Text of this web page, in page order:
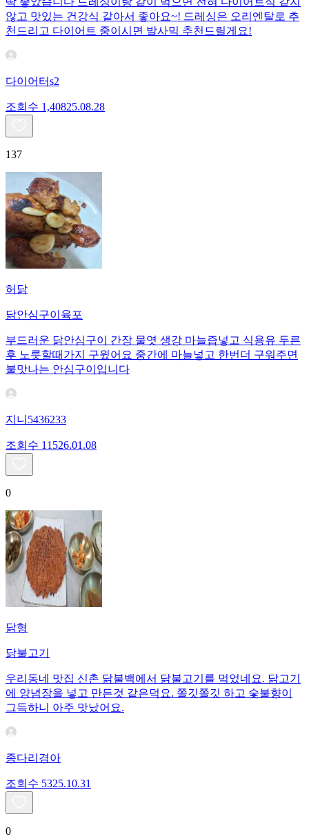
않고 맛있는 건강식 같아서 좋아요~! 드레싱은 오리엔탈로 추
천드리고 다이어트 중이시면 발사믹 추천드릴게요!
다이어터s2
조회수 1,40825.08.28
137
허닭
닭안심구이육포
부드러운 닭안심구이 간장 물엿 생강 마늘즙넣고 식용유 두른
후 노릇할때가지 구윘어요 중간에 마늘넣고 한번더 구워주면
불맛나는 안심구이입니다
지니5436233
조회수 11526.01.08
0
닭형
닭불고기
우리동네 맛집 신촌 닭불백에서 닭불고기를 먹었네요. 닭고기
에 양념장을 넣고 만든것 같은덕요. 쫄깃쫄깃 하고 숯불향이
그득하니 아주 맛났어요.
종다리경아
조회수 5325.10.31
0